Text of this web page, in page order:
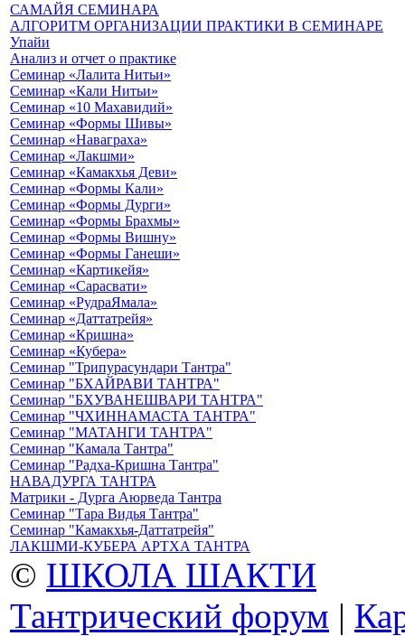
САМАЙЯ СЕМИНАРА
АЛГОРИТМ ОРГАНИЗАЦИИ ПРАКТИКИ В СЕМИНАРЕ
Упайи
Анализ и отчет о практике
Семинар «Лалита Нитьи»
Семинар «Кали Нитьи»
Семинар «10 Махавидий»
Семинар «Формы Шивы»
Семинар «Наваграха»
Семинар «Лакшми»
Семинар «Камакхья Деви»
Семинар «Формы Кали»
Семинар «Формы Дурги»
Семинар «Формы Брахмы»
Семинар «Формы Вишну»
Семинар «Формы Ганеши»
Семинар «Картикейя»
Семинар «Сарасвати»
Семинар «РудраЯмала»
Семинар «Даттатрейя»
Семинар «Кришна»
Семинар «Кубера»
Семинар "Трипурасундари Тантра"
Семинар "БХАЙРАВИ ТАНТРА"
Семинар "БХУВАНЕШВАРИ ТАНТРА"
Семинар "ЧХИННАМАСТА ТАНТРА"
Семинар "МАТАНГИ ТАНТРА"
Семинар "Камала Тантра"
Семинар "Радха-Кришна Тантра"
НАВАДУРГА ТАНТРА
Матрики - Дурга Аюрведа Тантра
Семинар "Тара Видья Тантра"
Семинар "Камакхья-Даттатрейя"
ЛАКШМИ-КУБЕРА АРТХА ТАНТРА
© ШКОЛА ШАКТИ
Тантрический форум |